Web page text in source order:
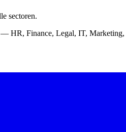
sectoren.
— HR, Finance, Legal, IT,